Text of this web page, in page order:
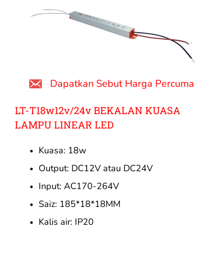
Dapatkan Sebut Harga Percuma
LT-T18w12v/24v BEKALAN KUASA
LAMPU LINEAR LED
Kuasa: 18w
Output: DC12V atau DC24V
Input: AC170-264V
Saiz: 185*18*18MM
Kalis air: IP20